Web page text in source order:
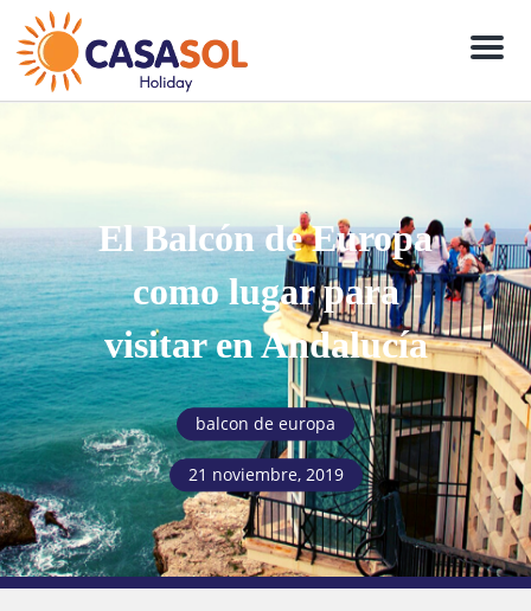
Menu
El Balcón de Europa
como lugar para
visitar en Andalucía
balcon de europa
21 noviembre, 2019